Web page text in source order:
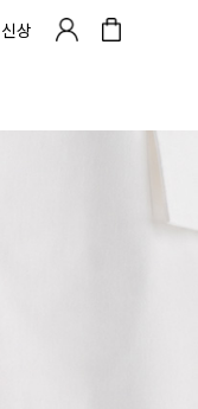
상